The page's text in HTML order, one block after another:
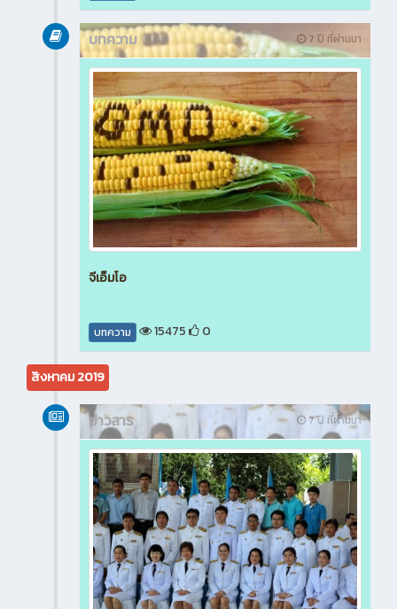
7 ปี ที่ผ่านมา
บทความ
จีเอ็มโอ
บทความ 15475 0
สิงหาคม 2019
7 ปี ที่ผ่านมา
ข่าวสาร